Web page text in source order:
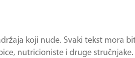
koji nude. Svaki tekst mora
nutricioniste i druge